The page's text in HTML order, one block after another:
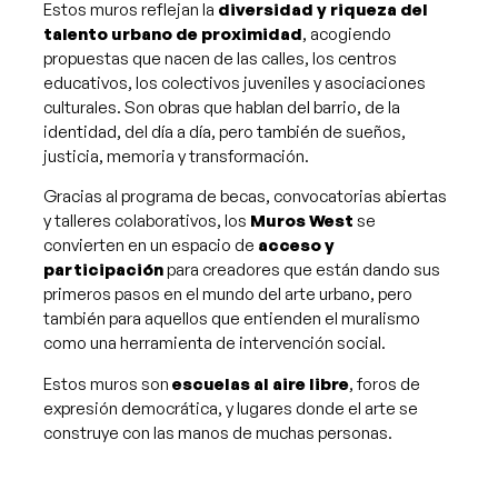
Estos muros reflejan la diversidad y riqueza del
talento urbano de proximidad, acogiendo
propuestas que nacen de las calles, los centros
educativos, los colectivos juveniles y asociaciones
culturales. Son obras que hablan del barrio, de la
identidad, del día a día, pero también de sueños,
justicia, memoria y transformación.
Gracias al programa de becas, convocatorias abiertas
y talleres colaborativos, los Muros West se
convierten en un espacio de acceso y
participaciónpara creadores que están dando sus
primeros pasos en el mundo del arte urbano, pero
también para aquellos que entienden el muralismo
como una herramienta de intervención social.
Estos muros son escuelas al aire libre, foros de
expresión democrática, y lugares donde el arte se
construye con las manos de muchas personas.